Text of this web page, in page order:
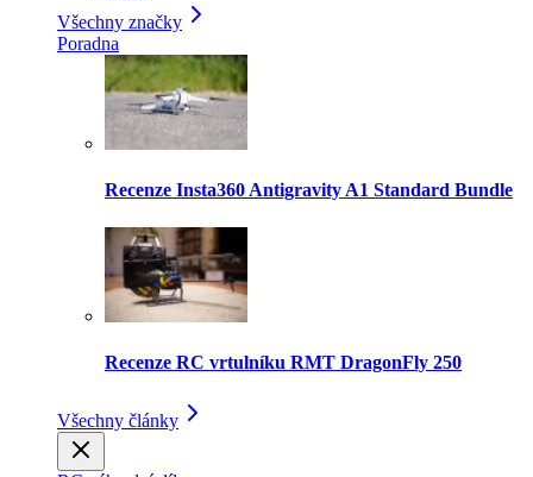
Všechny značky
Poradna
Recenze Insta360 Antigravity A1 Standard Bundle
Recenze RC vrtulníku RMT DragonFly 250
Všechny články